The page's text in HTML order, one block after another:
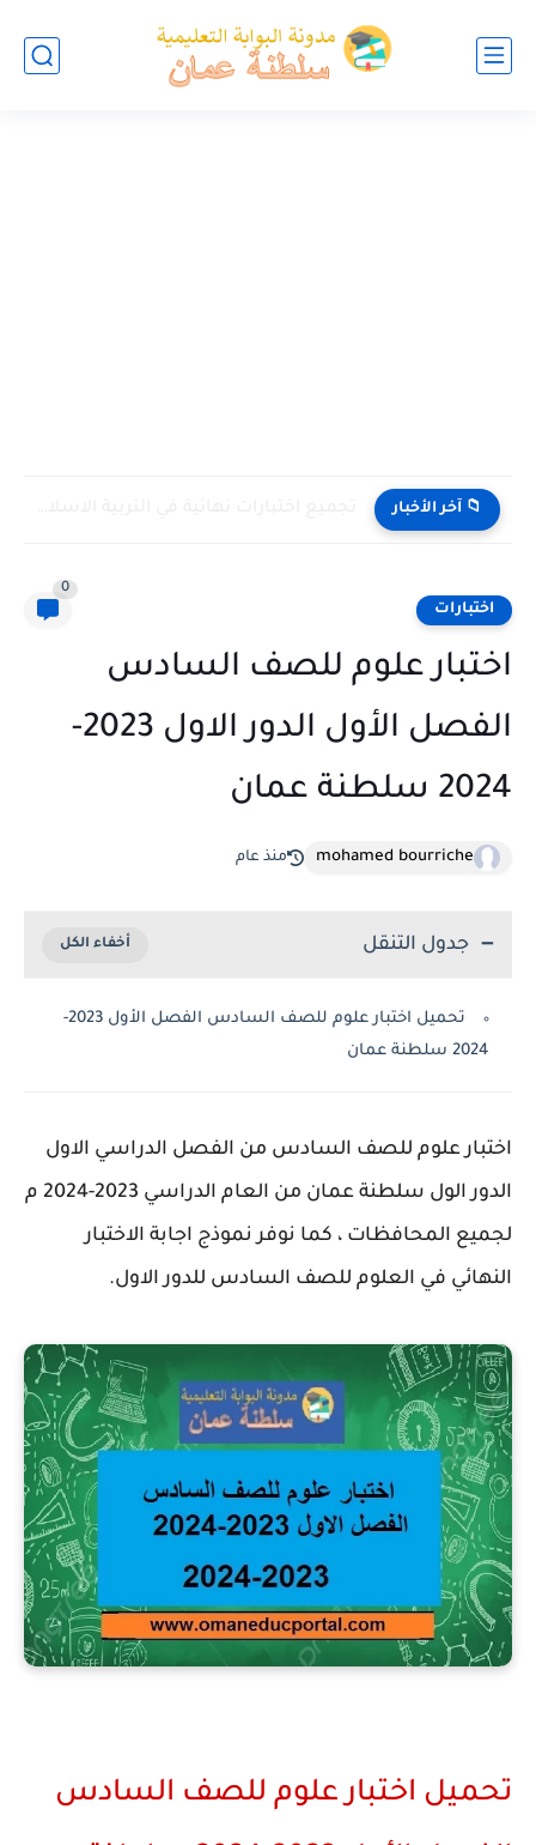
📁 آخر الأخبار
اختبارات
0
اختبار علوم للصف السادس
الفصل الأول الدور الاول 2023-
2024 سلطنة عمان
mohamed bourriche منذ عام
جدول التنقل
تحميل اختبار علوم للصف السادس الفصل الأول 2023-
2024 سلطنة عمان
اختبار علوم للصف السادس من الفصل الدراسي الاول
الدور الول سلطنة عمان من العام الدراسي 2023-2024 م
لجميع المحافظات ، كما نوفر نموذج اجابة الاختبار
النهائي في العلوم للصف السادس للدور الاول.
تحميل اختبار علوم للصف السادس